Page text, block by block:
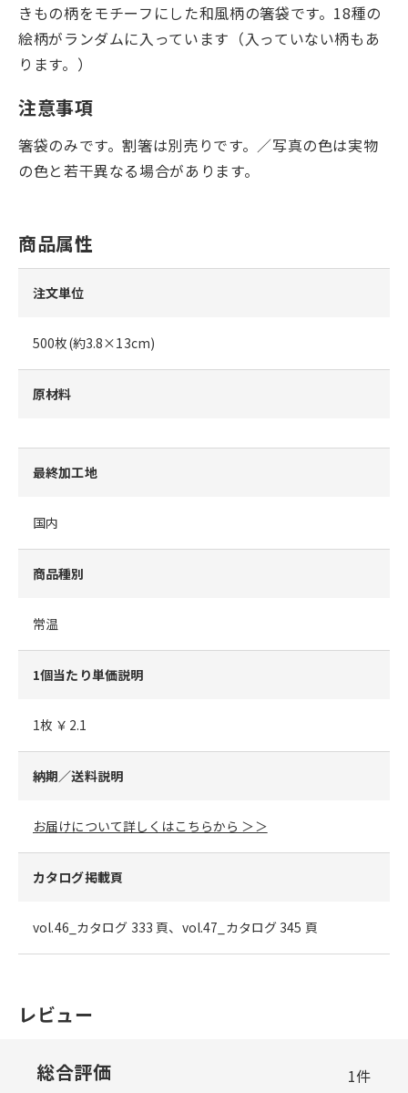
きもの柄をモチーフにした和風柄の箸袋です。18種の
絵柄がランダムに入っています（入っていない柄もあ
ります。）
注意事項
箸袋のみです。割箸は別売りです。／写真の色は実物
の色と若干異なる場合があります。
商品属性
注文単位
500枚(約3.8×13cm)
原材料
最終加工地
国内
商品種別
常温
1個当たり単価説明
1枚 ￥2.1
納期／送料説明
お届けについて詳しくはこちらから ＞＞
カタログ掲載頁
vol.46_カタログ 333 頁、vol.47_カタログ 345 頁
レビュー
総合評価 1件